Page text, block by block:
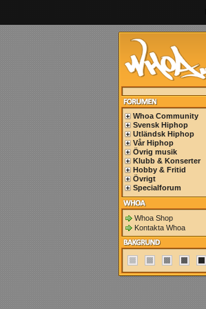
Whoa Community
Svensk Hiphop
Utländsk Hiphop
Vår Hiphop
Övrig musik
Klubb & Konserter
Hobby & Fritid
Övrigt
Specialforum
Whoa Shop
Kontakta Whoa